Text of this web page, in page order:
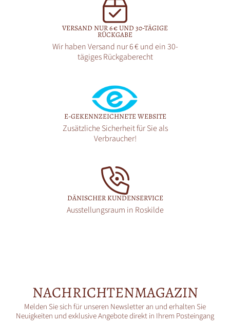
VERSAND NUR 6 € UND 30-TÄGIGE
RÜCKGABE
Wir haben Versand nur 6 € und ein 30-
tägiges Rückgaberecht
E-GEKENNZEICHNETE WEBSITE
Zusätzliche Sicherheit für Sie als
Verbraucher!
DÄNISCHER KUNDENSERVICE
Ausstellungsraum in Roskilde
NACHRICHTENMAGAZIN
Melden Sie sich für unseren Newsletter an und erhalten Sie
Neuigkeiten und exklusive Angebote direkt in Ihrem Posteingang